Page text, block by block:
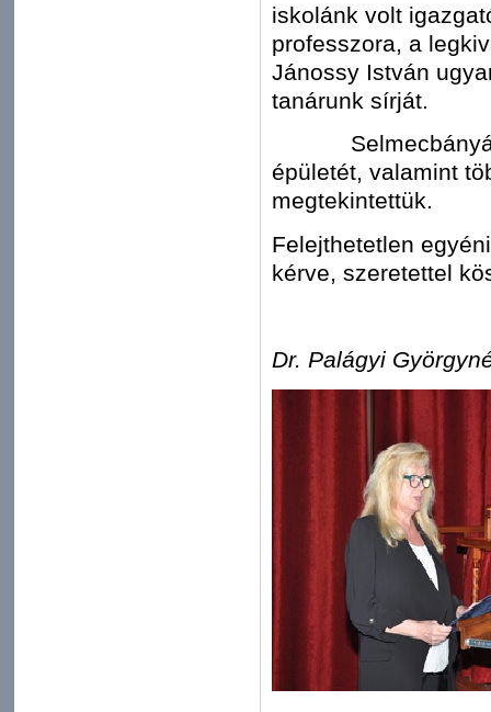
iskolánk volt
professzora, a
Jánossy István
tanárunk sírját.
Selmecbányán
épületét, valamint
megtekintettük.
Felejthetetlen
kérve, szeretettel
Dr. Palágyi